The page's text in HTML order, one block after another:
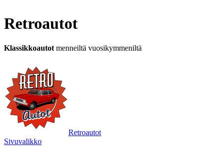
Retroautot
Klassikkoautot menneiltä vuosikymmeniltä
Retroautot
Sivuvalikko